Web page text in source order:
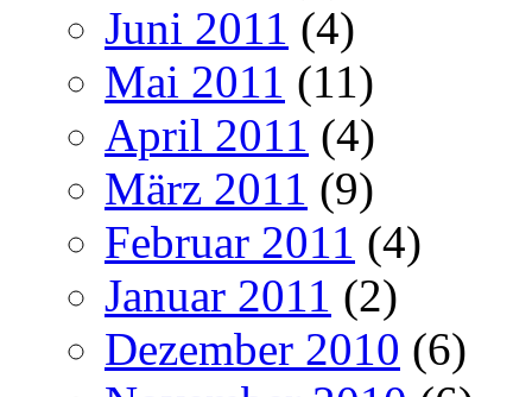
Juni 2011 (4)
Mai 2011 (11)
April 2011 (4)
März 2011 (9)
Februar 2011 (4)
Januar 2011 (2)
Dezember 2010 (6)